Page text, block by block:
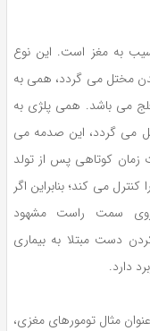
به مغز است. این نوع
مختل می گردد، همی به
می باشد. همی پلژی به
گردد، این صدمه می
زمان کوتاهی پس از تولد
می کند؛ بنابراین اگر
سمت راست مشهود
دست مبتلا به بیماری
دارد.
مثال تومورهای مغزی،